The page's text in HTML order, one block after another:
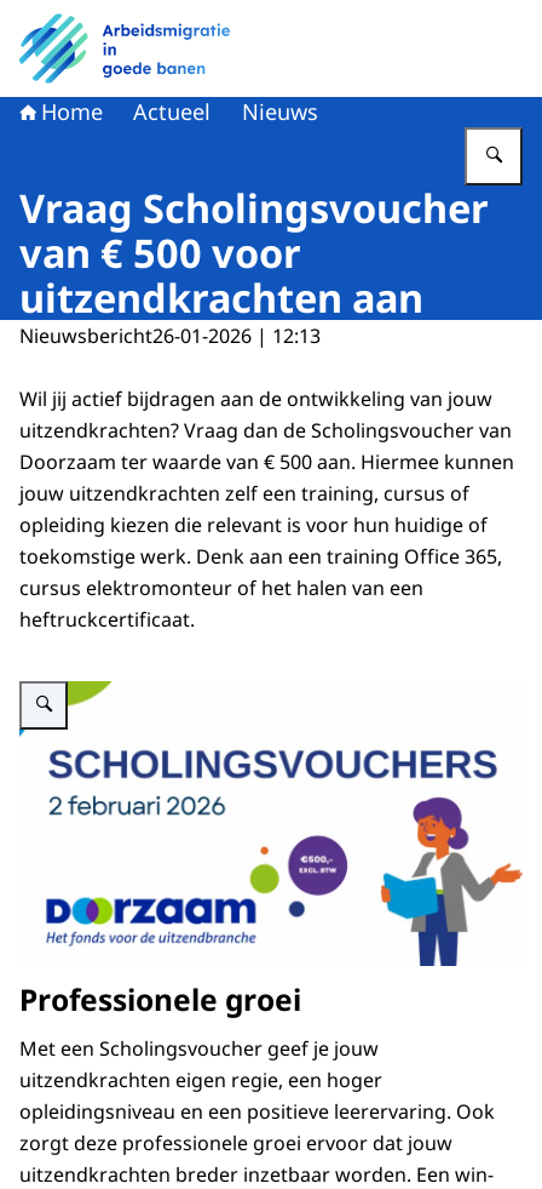
Naar de homepage van Arbeidsmigratie in goede banen
Home Actueel Nieuws
Vraag Scholingsvoucher
van € 500 voor
uitzendkrachten aan
Nieuwsbericht26-01-2026 | 12:13
Wil jij actief bijdragen aan de ontwikkeling van jouw
uitzendkrachten? Vraag dan de Scholingsvoucher van
Doorzaam ter waarde van € 500 aan. Hiermee kunnen
jouw uitzendkrachten zelf een training, cursus of
opleiding kiezen die relevant is voor hun huidige of
toekomstige werk. Denk aan een training Office 365,
cursus elektromonteur of het halen van een
heftruckcertificaat.
Vergroot afbeelding Scholingsvouchers – 2 februari 2026 en het logo
Professionele groei
Met een Scholingsvoucher geef je jouw
uitzendkrachten eigen regie, een hoger
opleidingsniveau en een positieve leerervaring. Ook
zorgt deze professionele groei ervoor dat jouw
uitzendkrachten breder inzetbaar worden. Een win-